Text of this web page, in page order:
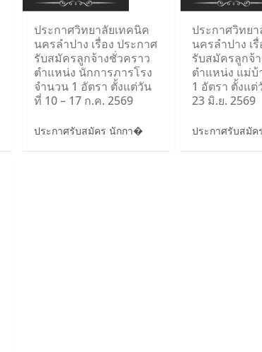
ประกาศวิทยาลัยเทคนิค
นครลำปาง เรื่อง ประกาศ
รับสมัครลูกจ้างชั่วคราว
ตำแหน่ง นักการภารโรง
จำนวน 1 อัตรา ตั้งแต่วัน
ที่ 10 – 17 ก.ค. 2569
ประกาศรับสมัคร นักกา�
ประกาศวิทย
นครลำปาง เ
รับสมัครลูกจ้
ตำแหน่ง แม่บ้
1 อัตรา ตั้งแต่
23 มิ.ย. 2569
ประกาศรับสมั